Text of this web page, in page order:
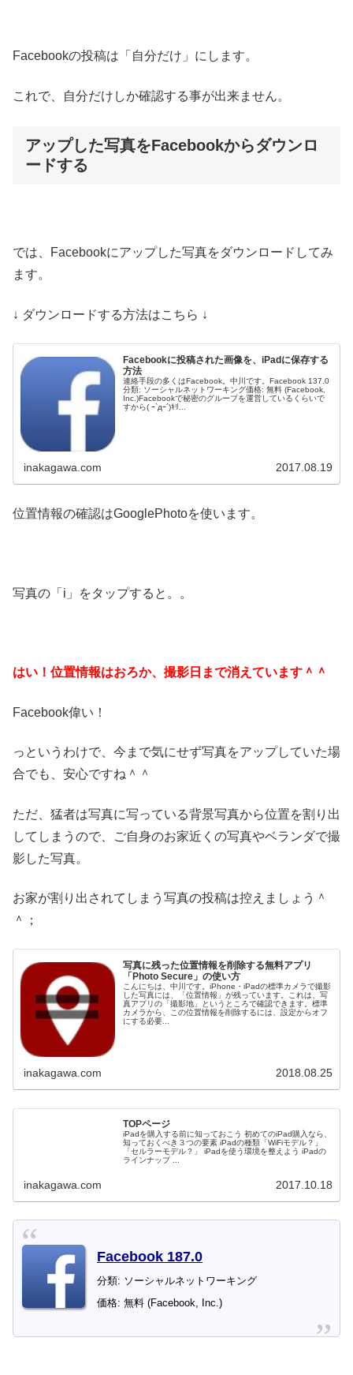
Facebookの投稿は「自分だけ」にします。
これで、自分だけしか確認する事が出来ません。
アップした写真をFacebookからダウンロ
ードする
では、Facebookにアップした写真をダウンロードしてみ
ます。
↓ ダウンロードする方法はこちら ↓
Facebookに投稿された画像を、iPadに保存する
方法
連絡手段の多くはFacebook。中川です。Facebook 137.0
分類: ソーシャルネットワーキング価格: 無料 (Facebook,
Inc.)Facebookで秘密のグループを運営しているくらいで
すから( ｰ`дｰ´)ｷﾘ...
inakagawa.com 2017.08.19
位置情報の確認はGooglePhotoを使います。
写真の「i」をタップすると。。
はい！位置情報はおろか、撮影日まで消えています＾＾
Facebook偉い！
っというわけで、今まで気にせず写真をアップしていた場
合でも、安心ですね＾＾
ただ、猛者は写真に写っている背景写真から位置を割り出
してしまうので、ご自身のお家近くの写真やベランダで撮
影した写真。
お家が割り出されてしまう写真の投稿は控えましょう＾
＾；
写真に残った位置情報を削除する無料アプリ
「Photo Secure」の使い方
こんにちは、中川です。iPhone・iPadの標準カメラで撮影
した写真には、「位置情報」が残っています。これは、写
真アプリの「撮影地」というところで確認できます。標準
カメラから、この位置情報を削除するには、設定からオフ
にする必要...
inakagawa.com 2018.08.25
TOPページ
iPadを購入する前に知っておこう 初めてのiPad購入なら、
知っておくべき３つの要素 iPadの種類「WiFiモデル？」
「セルラーモデル？」 iPadを使う環境を整えよう iPadの
ラインナップ ...
inakagawa.com 2017.10.18
Facebook 187.0
分類: ソーシャルネットワーキング
価格: 無料 (Facebook, Inc.)